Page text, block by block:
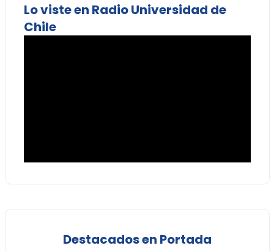
Lo viste en Radio Universidad de
Chile
Destacados en Portada